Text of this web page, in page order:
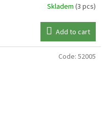
Skladem (3 pcs)
Add to cart
Code: 52005